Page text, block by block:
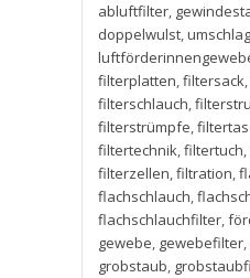
abluftfilter,
doppelwulst,umschlag
filterplatten,filtersack,
filterschlauch,
filterstrümpfe,
filtertechnik,filtertuch,
filterzellen,filtration,
flachschlauch,
flachschlauchfilter,
gewebe, gewebefilter,
grobstaub,